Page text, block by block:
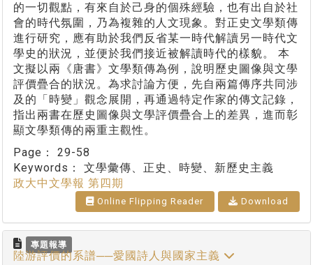
的一切觀點，有來自於己身的個殊經驗，也有出自於社
會的時代氛圍，乃為複雜的人文現象。對正史文學類傳
進行研究，應有助於我們反省某一時代解讀另一時代文
學史的狀況，並便於我們接近被解讀時代的樣貌。 本
文擬以兩《唐書》文學類傳為例，說明歷史圖像與文學
評價疊合的狀況。為求討論方便，先自兩篇傳序共同涉
及的「時變」觀念展開，再通過特定作家的傳文記錄，
指出兩書在歷史圖像與文學評價疊合上的差異，進而彰
顯文學類傳的兩重主觀性。
Page： 29-58
Keywords： 文學彙傳、正史、時變、新歷史主義
政大中文學報 第四期
Online Flipping Reader Download
專題報導
陸游評價的系譜──愛國詩人與國家主義